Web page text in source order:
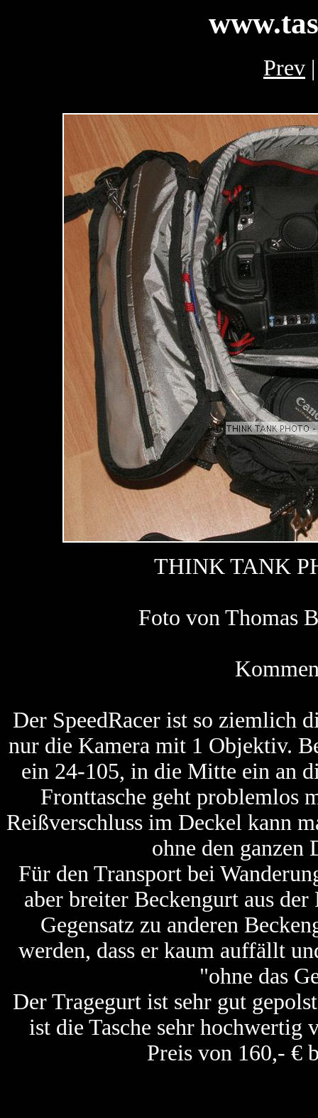
Prev
THINK TANK
Foto von Thomas
Der SpeedRacer ist so ziemlich
nur die Kamera mit 1 Objektiv.
ein 24-105, in die Mitte ein an
Fronttasche geht problemlos
Reißverschluss im Deckel kann
ohne den ganzen
Für den Transport bei
aber breiter Beckengurt aus
Gegensatz zu anderen
werden, dass er kaum auffällt
"ohne das
Der Tragegurt ist sehr gut
ist die Tasche sehr hochwertig
Preis von 160,- €